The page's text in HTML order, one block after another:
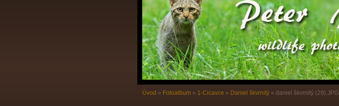
Úvod » Fotoalbum » 1-Cicavce » Daniel škvrnitý » daniel škvrnitý (29).JPG